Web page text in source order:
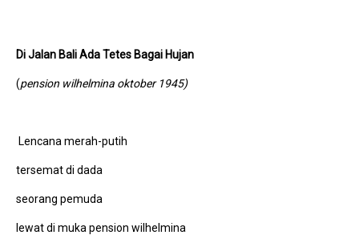
Di Jalan Bali Ada Tetes Bagai Hujan
(pension wilhelmina oktober 1945)
Lencana merah-putih
tersemat di dada
seorang pemuda
lewat di muka pension wilhelmina